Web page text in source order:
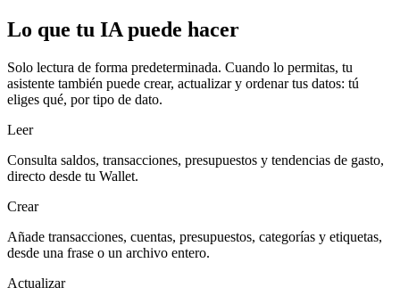
Lo que tu IA puede hacer
Solo lectura de forma predeterminada. Cuando lo permitas, tu
asistente también puede crear, actualizar y ordenar tus datos: tú
eliges qué, por tipo de dato.
Leer
Consulta saldos, transacciones, presupuestos y tendencias de gasto,
directo desde tu Wallet.
Crear
Añade transacciones, cuentas, presupuestos, categorías y etiquetas,
desde una frase o un archivo entero.
Actualizar